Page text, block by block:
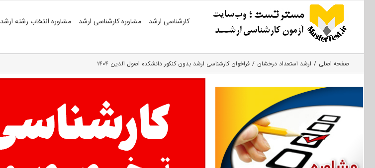
کارشناسی ارشد مشاوره کارشناسی ارشد مشاوره انتخاب رشته ارشد
صفحه اصلی ارشد استعداد درخشان فراخوان کارشناسی ارشد بدون کنکور دانشکده اصول الدین ۱۴۰۴